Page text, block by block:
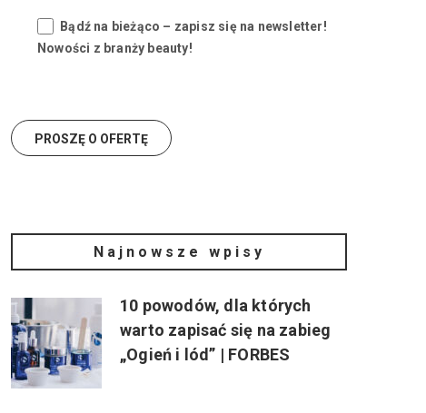
Bądź na bieżąco – zapisz się na newsletter!
Nowości z branży beauty!
Najnowsze wpisy
10 powodów, dla których
warto zapisać się na zabieg
„Ogień i lód” | FORBES